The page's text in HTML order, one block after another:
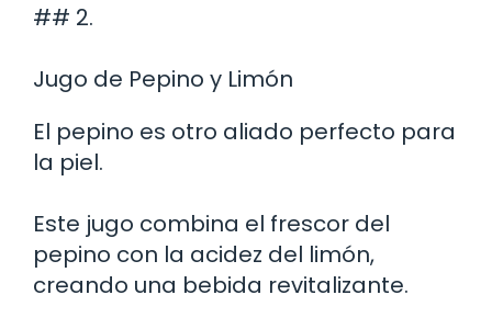
## 2.
Jugo de Pepino y Limón
El pepino es otro aliado perfecto para
la piel.
Este jugo combina el frescor del
pepino con la acidez del limón,
creando una bebida revitalizante.